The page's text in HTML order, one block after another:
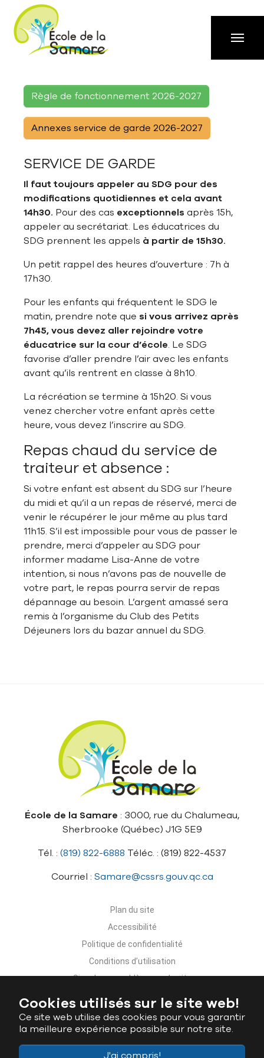
Cookies utilisés sur le site web!
Ce site web utilise des cookies pour vous garantir
la meilleure expérience possible sur notre site.
Aller à la navigation principale
Aller au contenu principal
Passer au pied de page
Règle de fonctionnement 2026-2027
Annexes service de garde 2026-2027
SERVICE DE GARDE
Il faut toujours appeler au SDG pour des
modifications quotidiennes et cela avant
14h30. Pour des cas exceptionnels après 15h,
appeler au secrétariat. Les éducatrices du
SDG prennent les appels à partir de 15h30.
Un petit rappel des heures d’ouverture : 7h à
17h30.
Pour les enfants qui fréquentent le SDG le
matin, prendre note que si vous arrivez après
7h45, vous devez aller rejoindre votre
éducatrice sur la cour d’école. Le SDG
favorise d’aller prendre l’air avec les enfants
avant qu’ils rentrent en classe à 8h10.
La récréation se termine à 15h20. Si vous
venez chercher votre enfant après cette
heure, vous devez l’inscrire au SDG.
Repas chaud du service de
traiteur et absence :
Si votre enfant est absent du SDG sur l’heure
du midi et qu’il a un repas de réservé, merci de
venir le récupérer le jour même au plus tard
11h15. S’il est impossible pour vous de passer le
prendre, merci d’appeler au SDG pour
informer madame Lisa-Anne de votre
intention, si nous n’avons pas de nouvelle de
votre part, le repas pourra servir de repas
dépannage au besoin. L’argent amassé sera
remis à l’organisme du Club des Petits
Déjeuners lors du bazar annuel du SDG.
École de la Samare : 3000, rue du Chalumeau,
Sherbrooke (Québec) J1G 5E9
Tél. : (819) 822-6888 Téléc. : (819) 822-4537
Courriel : Samare@cssrs.gouv.qc.ca
Plan du site
Accessibilité
Politique de confidentialité
Conditions d’utilisation
Signaler un problème sur le site
Nous joindre
Ministère de l'Éducation du Québec